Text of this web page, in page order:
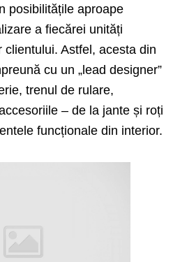
posibilitățile aproape
a fiecărei unități
Astfel, acesta din
cu un „lead designer”
trenul de rulare,
– de la jante și roți
funcționale din interior.